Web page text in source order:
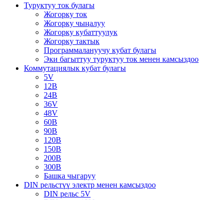
Туруктуу ток булагы
Жогорку ток
Жогорку чыңалуу
Жогорку кубаттуулук
Жогорку тактык
Программалануучу кубат булагы
Эки багыттуу туруктуу ток менен камсыздоо
Коммутациялык кубат булагы
5V
12В
24В
36V
48V
60В
90В
120В
150В
200В
300В
Башка чыгаруу
DIN рельстүү электр менен камсыздоо
DIN рельс 5V